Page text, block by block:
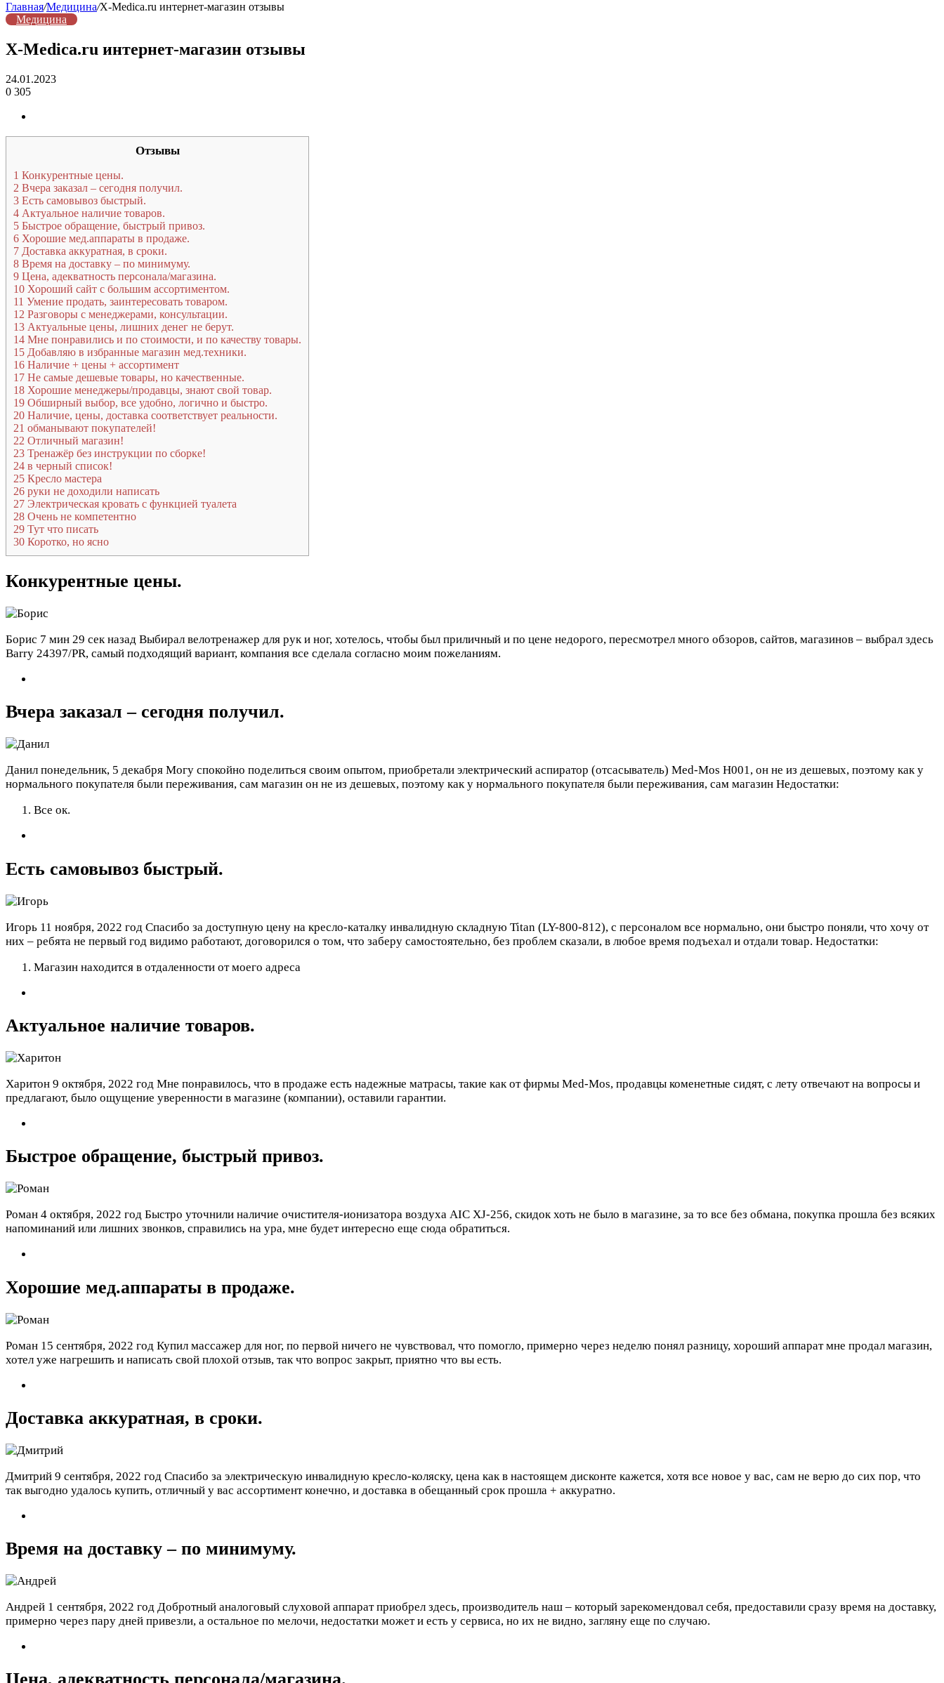
Главная/Медицина/X-Medica.ru интернет-магазин отзывы
Медицина
X-Medica.ru интернет-магазин отзывы
24.01.2023
0 305
Отзывы
1 Конкурентные цены.
2 Вчера заказал – сегодня получил.
3 Есть самовывоз быстрый.
4 Актуальное наличие товаров.
5 Быстрое обращение, быстрый привоз.
6 Хорошие мед.аппараты в продаже.
7 Доставка аккуратная, в сроки.
8 Время на доставку – по минимуму.
9 Цена, адекватность персонала/магазина.
10 Хороший сайт с большим ассортиментом.
11 Умение продать, заинтересовать товаром.
12 Разговоры с менеджерами, консультации.
13 Актуальные цены, лишних денег не берут.
14 Мне понравились и по стоимости, и по качеству товары.
15 Добавляю в избранные магазин мед.техники.
16 Наличие + цены + ассортимент
17 Не самые дешевые товары, но качественные.
18 Хорошие менеджеры/продавцы, знают свой товар.
19 Обширный выбор, все удобно, логично и быстро.
20 Наличие, цены, доставка соответствует реальности.
21 обманывают покупателей!
22 Отличный магазин!
23 Тренажёр без инструкции по сборке!
24 в черный список!
25 Кресло мастера
26 руки не доходили написать
27 Электрическая кровать с функцией туалета
28 Очень не компетентно
29 Тут что писать
30 Коротко, но ясно
Конкурентные цены.
Борис 7 мин 29 сек назад Выбирал велотренажер для рук и ног, хотелось, чтобы был приличный и по цене недорого, пересмотрел много обзоров, сайтов, магазинов – выбрал здесь
Barry 24397/PR, самый подходящий вариант, компания все сделала согласно моим пожеланиям.
Вчера заказал – сегодня получил.
Данил понедельник, 5 декабря Могу спокойно поделиться своим опытом, приобретали электрический аспиратор (отсасыватель) Med-Mos H001, он не из дешевых, поэтому как у
нормального покупателя были переживания, сам магазин он не из дешевых, поэтому как у нормального покупателя были переживания, сам магазин Недостатки:
Все ок.
Есть самовывоз быстрый.
Игорь 11 ноября, 2022 год Спасибо за доступную цену на кресло-каталку инвалидную складную Titan (LY-800-812), с персоналом все нормально, они быстро поняли, что хочу от
них – ребята не первый год видимо работают, договорился о том, что заберу самостоятельно, без проблем сказали, в любое время подъехал и отдали товар. Недостатки:
Магазин находится в отдаленности от моего адреса
Актуальное наличие товаров.
Харитон 9 октября, 2022 год Мне понравилось, что в продаже есть надежные матрасы, такие как от фирмы Med-Mos, продавцы коменетные сидят, с лету отвечают на вопросы и
предлагают, было ощущение уверенности в магазине (компании), оставили гарантии.
Быстрое обращение, быстрый привоз.
Роман 4 октября, 2022 год Быстро уточнили наличие очистителя-ионизатора воздуха AIC XJ-256, скидок хоть не было в магазине, за то все без обмана, покупка прошла без всяких
напоминаний или лишних звонков, справились на ура, мне будет интересно еще сюда обратиться.
Хорошие мед.аппараты в продаже.
Роман 15 сентября, 2022 год Купил массажер для ног, по первой ничего не чувствовал, что помогло, примерно через неделю понял разницу, хороший аппарат мне продал магазин,
хотел уже нагрешить и написать свой плохой отзыв, так что вопрос закрыт, приятно что вы есть.
Доставка аккуратная, в сроки.
Дмитрий 9 сентября, 2022 год Спасибо за электрическую инвалидную кресло-коляску, цена как в настоящем дисконте кажется, хотя все новое у вас, сам не верю до сих пор, что
так выгодно удалось купить, отличный у вас ассортимент конечно, и доставка в обещанный срок прошла + аккуратно.
Время на доставку – по минимуму.
Андрей 1 сентября, 2022 год Добротный аналоговый слуховой аппарат приобрел здесь, производитель наш – который зарекомендовал себя, предоставили сразу время на доставку,
примерно через пару дней привезли, а остальное по мелочи, недостатки может и есть у сервиса, но их не видно, загляну еще по случаю.